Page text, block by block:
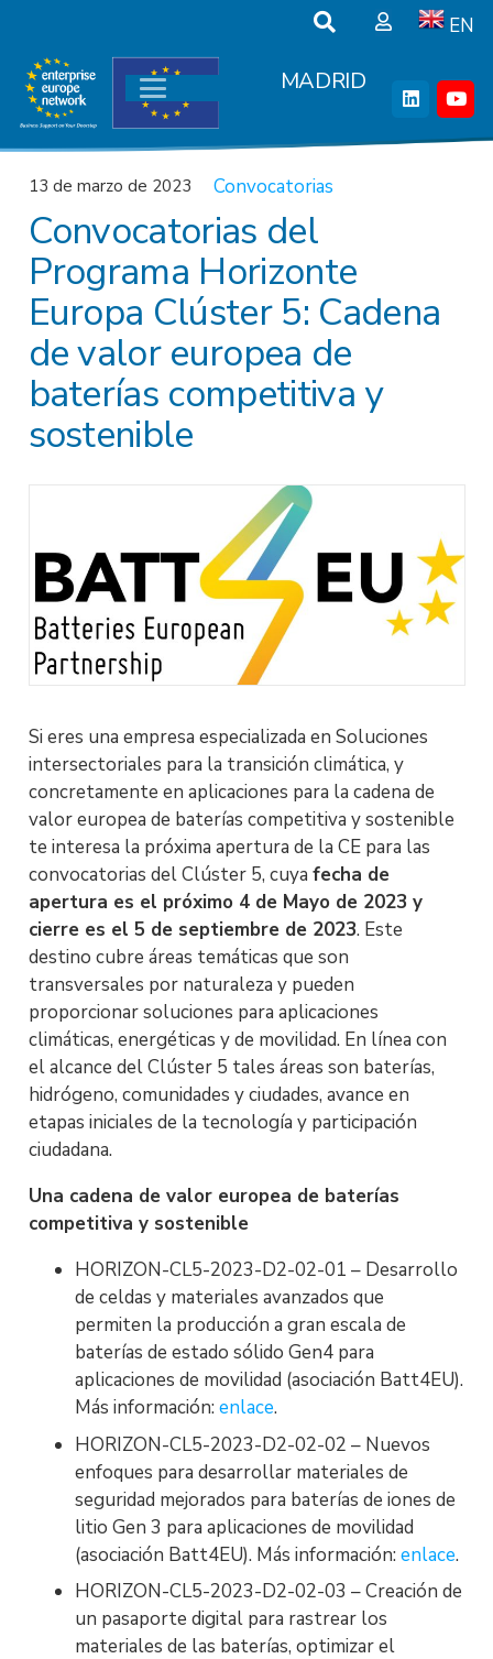
EN
MADRID
13 de marzo de 2023 Convocatorias
Convocatorias del
Programa Horizonte
Europa Clúster 5: Cadena
de valor europea de
baterías competitiva y
sostenible
Si eres una empresa especializada en Soluciones
intersectoriales para la transición climática, y
concretamente en aplicaciones para la cadena de
valor europea de baterías competitiva y sostenible
te interesa la próxima apertura de la CE para las
convocatorias del Clúster 5, cuya fecha de
apertura es el próximo 4 de Mayo de 2023 y
cierre es el 5 de septiembre de 2023. Este
destino cubre áreas temáticas que son
transversales por naturaleza y pueden
proporcionar soluciones para aplicaciones
climáticas, energéticas y de movilidad. En línea con
el alcance del Clúster 5 tales áreas son baterías,
hidrógeno, comunidades y ciudades, avance en
etapas iniciales de la tecnología y participación
ciudadana.
Una cadena de valor europea de baterías
competitiva y sostenible
HORIZON-CL5-2023-D2-02-01 – Desarrollo
de celdas y materiales avanzados que
permiten la producción a gran escala de
baterías de estado sólido Gen4 para
aplicaciones de movilidad (asociación Batt4EU).
Más información: enlace.
HORIZON-CL5-2023-D2-02-02 – Nuevos
enfoques para desarrollar materiales de
seguridad mejorados para baterías de iones de
litio Gen 3 para aplicaciones de movilidad
(asociación Batt4EU). Más información: enlace.
HORIZON-CL5-2023-D2-02-03 – Creación de
un pasaporte digital para rastrear los
materiales de las baterías, optimizar el